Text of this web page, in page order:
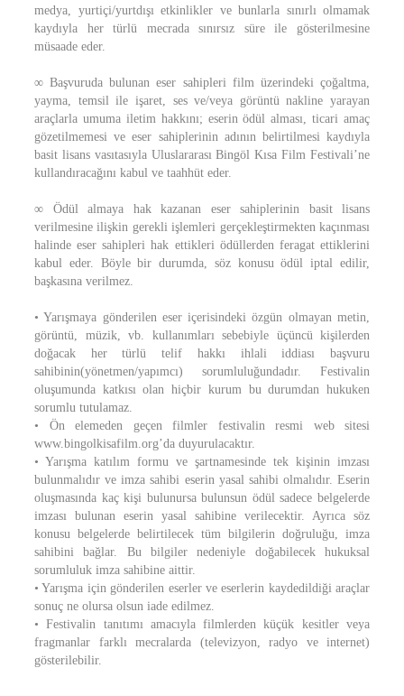
medya, yurtiçi/yurtdışı etkinlikler ve bunlarla sınırlı olmamak
kaydıyla her türlü mecrada sınırsız süre ile gösterilmesine
müsaade eder.
∞ Başvuruda bulunan eser sahipleri film üzerindeki çoğaltma,
yayma, temsil ile işaret, ses ve/veya görüntü nakline yarayan
araçlarla umuma iletim hakkını; eserin ödül alması, ticari amaç
gözetilmemesi ve eser sahiplerinin adının belirtilmesi kaydıyla
basit lisans vasıtasıyla Uluslararası Bingöl Kısa Film Festivali’ne
kullandıracağını kabul ve taahhüt eder.
∞ Ödül almaya hak kazanan eser sahiplerinin basit lisans
verilmesine ilişkin gerekli işlemleri gerçekleştirmekten kaçınması
halinde eser sahipleri hak ettikleri ödüllerden feragat ettiklerini
kabul eder. Böyle bir durumda, söz konusu ödül iptal edilir,
başkasına verilmez.
• Yarışmaya gönderilen eser içerisindeki özgün olmayan metin,
görüntü, müzik, vb. kullanımları sebebiyle üçüncü kişilerden
doğacak her türlü telif hakkı ihlali iddiası başvuru
sahibinin(yönetmen/yapımcı) sorumluluğundadır. Festivalin
oluşumunda katkısı olan hiçbir kurum bu durumdan hukuken
sorumlu tutulamaz.
• Ön elemeden geçen filmler festivalin resmi web sitesi
www.bingolkisafilm.org’da duyurulacaktır.
• Yarışma katılım formu ve şartnamesinde tek kişinin imzası
bulunmalıdır ve imza sahibi eserin yasal sahibi olmalıdır. Eserin
oluşmasında kaç kişi bulunursa bulunsun ödül sadece belgelerde
imzası bulunan eserin yasal sahibine verilecektir. Ayrıca söz
konusu belgelerde belirtilecek tüm bilgilerin doğruluğu, imza
sahibini bağlar. Bu bilgiler nedeniyle doğabilecek hukuksal
sorumluluk imza sahibine aittir.
• Yarışma için gönderilen eserler ve eserlerin kaydedildiği araçlar
sonuç ne olursa olsun iade edilmez.
• Festivalin tanıtımı amacıyla filmlerden küçük kesitler veya
fragmanlar farklı mecralarda (televizyon, radyo ve internet)
gösterilebilir.